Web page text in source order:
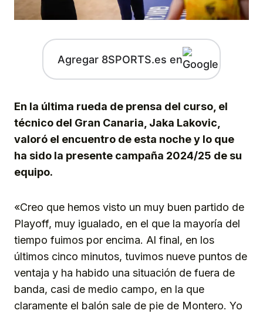
Agregar 8SPORTS.es en
En la última rueda de prensa del curso, el
técnico del Gran Canaria, Jaka Lakovic,
valoró el encuentro de esta noche y lo que
ha sido la presente campaña 2024/25 de su
equipo.
«Creo que hemos visto un muy buen partido de
Playoff, muy igualado, en el que la mayoría del
tiempo fuimos por encima. Al final, en los
últimos cinco minutos, tuvimos nueve puntos de
ventaja y ha habido una situación de fuera de
banda, casi de medio campo, en la que
claramente el balón sale de pie de Montero. Yo